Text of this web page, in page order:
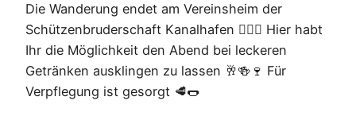
Die Wanderung endet am Vereinsheim der
Schützenbruderschaft Kanalhafen 👨🏼‍✈️ Hier habt
Ihr die Möglichkeit den Abend bei leckeren
Getränken ausklingen zu lassen 🥂🍻🍷 Für
Verpflegung ist gesorgt 🥩🌭